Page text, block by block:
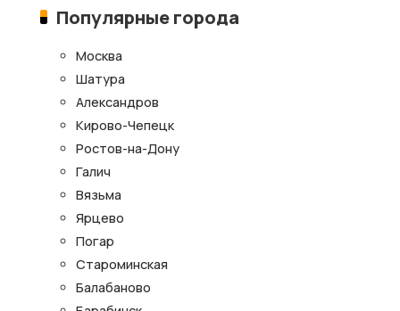
Популярные города
Москва
Шатура
Александров
Кирово-Чепецк
Ростов-на-Дону
Галич
Вязьма
Ярцево
Погар
Староминская
Балабаново